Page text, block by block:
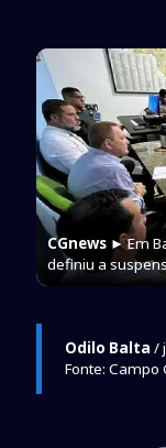
CGnews► Em
definiu a
Odilo Balta /
Fonte: Campo